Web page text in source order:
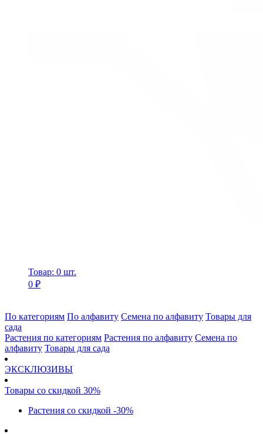
Товар: 0 шт.
0 ₽
По категориям По алфавиту Семена по алфавиту Товары для
сада
Растения по категориям Растения по алфавиту Семена по
алфавиту Товары для сада
ЭКСКЛЮЗИВЫ
Товары со скидкой 30%
Растения со скидкой -30%